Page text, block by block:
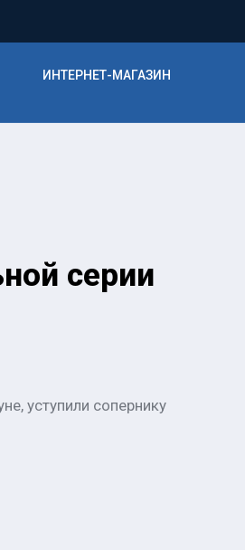
ИНТЕРНЕТ-МАГАЗИН
серии
уступили сопернику